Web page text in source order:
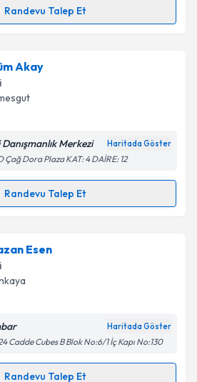
işlenmesine ilişkin
ve kişisel verilerimin belirtilen
Talebini Gönder
Randevu Talep Et
Talebi
için randevu takvimi talebi
uzmandan randevu almanız için bir
e-posta ile bilgilendireceğiz.
işlenmesine ilişkin
ve kişisel verilerimin belirtilen
Talebini Gönder
Akay
Merkezi Haritada Göster
Çağ Dora Plaza KAT: 4 DAİRE: 12
Randevu Talep Et
Talebi
için randevu takvimi talebi
uzmandan randevu almanız için bir
e-posta ile bilgilendireceğiz.
işlenmesine ilişkin
Esen
Haritada Göster
Cadde Cubes B Blok No:6/1 İç Kapı No:130
Randevu Talep Et